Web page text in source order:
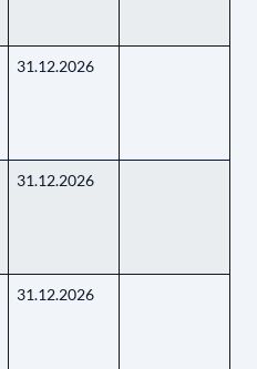
31.12.2026
31.12.2026
31.12.2026